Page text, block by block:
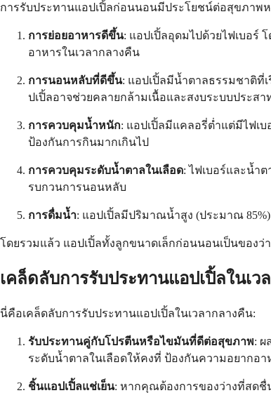
การรับประทานแอปเปิ้ลก่อนนอนมีประโยชน์ต่อสุขภาพห
การย่อยอาหารดีขึ้น: แอปเปิ้ลอุดมไปด้วยไฟเบอร์
อาหารในเวลากลางคืน
การนอนหลับที่ดีขึ้น: แอปเปิ้ลมีน้ำตาลธรรมชาติที่
ปเปิ้ลอาจช่วยคลายกล้ามเนื้อและสงบระบบประสา
การควบคุมน้ำหนัก: แอปเปิ้ลมีแคลอรี่ต่ำแต่มีไฟเ
ป้องกันการกินมากเกินไป
การควบคุมระดับน้ำตาลในเลือด: ไฟเบอร์และน้ำ
รบกวนการนอนหลับ
การดื่มน้ำ: แอปเปิ้ลมีปริมาณน้ำสูง (ประมาณ
โดยรวมแล้ว แอปเปิ้ลทั้งลูกขนาดเล็กก่อนนอนเป็นของ
เคล็ดลับการรับประทานแอปเปิ้ลในเว
นี่คือเคล็ดลับการรับประทานแอปเปิ้ลในเวลากลางคืน:
รับประทานคู่กับโปรตีนหรือไขมันที่ดีต่อสุขภาพ: ผ
ระดับน้ำตาลในเลือดให้คงที่ ป้องกันความอยากอา
ชิ้นแอปเปิ้ลแช่เย็น: หากคุณต้องการของว่างที่สดชื่